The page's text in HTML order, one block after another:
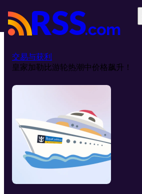
交易与获利
皇家加勒比游轮热潮中价格飙升！